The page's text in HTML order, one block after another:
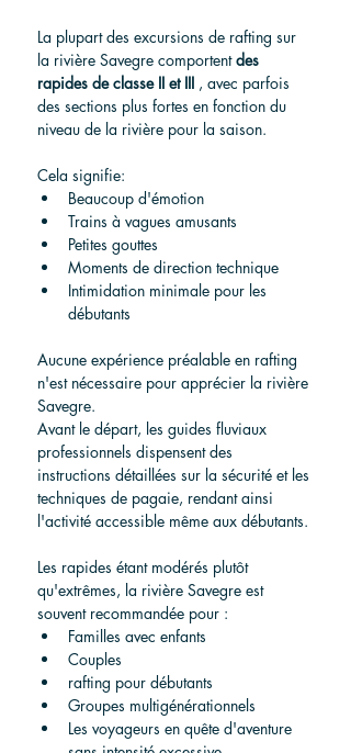
La plupart des excursions de rafting sur
la rivière Savegre comportent des
rapides de classe II et III , avec parfois
des sections plus fortes en fonction du
niveau de la rivière pour la saison.
Cela signifie:
Beaucoup d'émotion
Trains à vagues amusants
Petites gouttes
Moments de direction technique
Intimidation minimale pour les
débutants
Aucune expérience préalable en rafting
n'est nécessaire pour apprécier la rivière
Savegre.
Avant le départ, les guides fluviaux
professionnels dispensent des
instructions détaillées sur la sécurité et les
techniques de pagaie, rendant ainsi
l'activité accessible même aux débutants.
Les rapides étant modérés plutôt
qu'extrêmes, la rivière Savegre est
souvent recommandée pour :
Familles avec enfants
Couples
rafting pour débutants
Groupes multigénérationnels
Les voyageurs en quête d'aventure